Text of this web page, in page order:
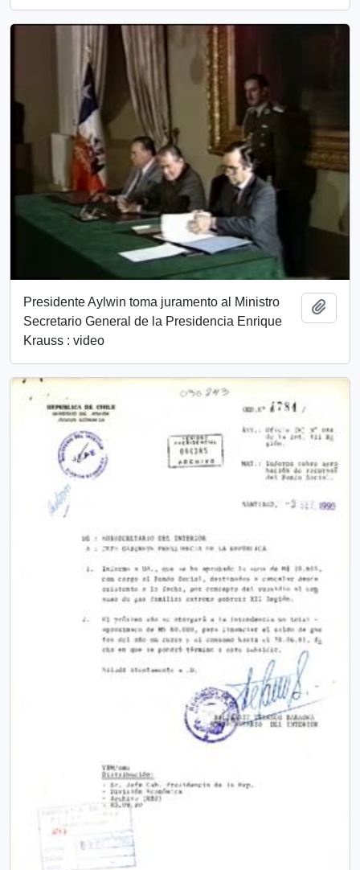
Presidente Aylwin toma juramento al Ministro
Secretario General de la Presidencia Enrique
Krauss : video